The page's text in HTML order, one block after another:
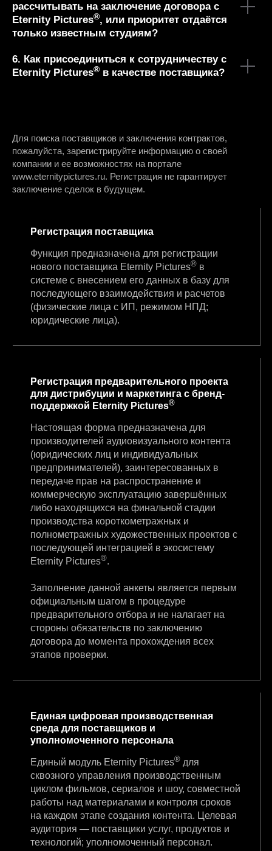
рассчитывать на заключение договора с
Eternity Pictures®, или приоритет отдаётся
только известным студиям?
6. Как присоединиться к сотрудничеству с
Eternity Pictures® в качестве поставщика?
Для поиска поставщиков и заключения контрактов,
пожалуйста, зарегистрируйте информацию о своей
компании и ее возможностях на портале
www.eternitypictures.ru. Регистрация не гарантирует
заключение сделок в будущем.
Регистрация поставщика
Функция предназначена для регистрации
нового поставщика Eternity Pictures® в
системе с внесением его данных в базу для
последующего взаимодействия и расчетов
(физические лица с ИП, режимом НПД;
юридические лица).
Регистрация предварительного проекта
для дистрибуции и маркетинга с бренд-
поддержкой Eternity Pictures®
Настоящая форма предназначена для
производителей аудиовизуального контента
(юридических лиц и индивидуальных
предпринимателей), заинтересованных в
передаче прав на распространение и
коммерческую эксплуатацию завершённых
либо находящихся на финальной стадии
производства короткометражных и
полнометражных художественных проектов с
последующей интеграцией в экосистему
Eternity Pictures®.
Заполнение данной анкеты является первым
официальным шагом в процедуре
предварительного отбора и не налагает на
стороны обязательств по заключению
договора до момента прохождения всех
этапов проверки.
Единая цифровая производственная
среда для поставщиков и
уполномоченного персонала
Единый модуль Eternity Pictures® для
сквозного управления производственным
циклом фильмов, сериалов и шоу, совместной
работы над материалами и контроля сроков
на каждом этапе создания контента. Целевая
аудитория — поставщики услуг, продуктов и
технологий; уполномоченный персонал.